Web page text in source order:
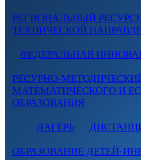
РЕГИОНАЛЬНЫЙ
ТЕХНИЧЕСКОЙ
ФЕДЕРАЛЬНАЯ
РЕСУРНО-
МАТЕМАТИЧЕСКОГО И
ОБРАЗОВАНИЯ
ЛАГЕРЬ
ОБРАЗОВАНИЕ ДЕТЕЙ-